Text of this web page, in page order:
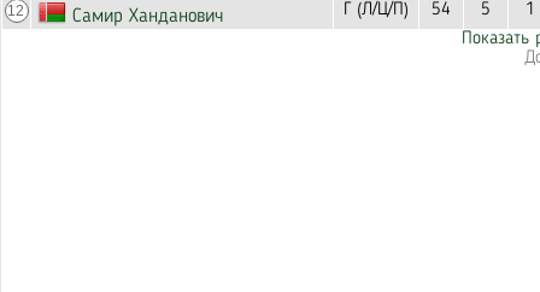
12 Самир Ханданович Г (Л/Ц/П) 54 5
1
Показать